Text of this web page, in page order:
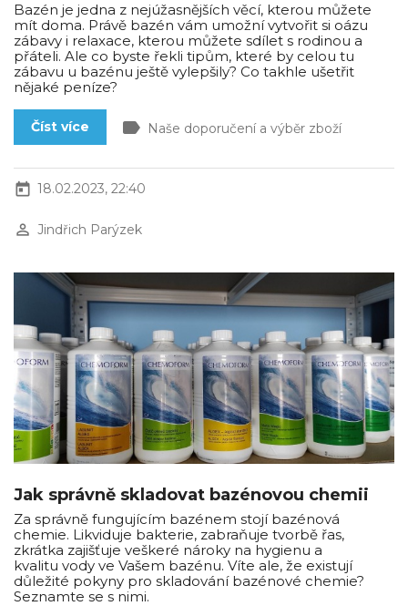
Bazén je jedna z nejúžasnějších věcí, kterou můžete
mít doma. Právě bazén vám umožní vytvořit si oázu
zábavy i relaxace, kterou můžete sdílet s rodinou a
přáteli. Ale co byste řekli tipům, které by celou tu
zábavu u bazénu ještě vylepšily? Co takhle ušetřit
nějaké peníze?
Číst více label Naše doporučení a výběr zboží
today 18.02.2023, 22:40
perm_identity Jindřich Parýzek
Jak správně skladovat bazénovou chemii
Za správně fungujícím bazénem stojí bazénová
chemie. Likviduje bakterie, zabraňuje tvorbě řas,
zkrátka zajišťuje veškeré nároky na hygienu a
kvalitu vody ve Vašem bazénu. Víte ale, že existují
důležité pokyny pro skladování bazénové chemie?
Seznamte se s nimi.